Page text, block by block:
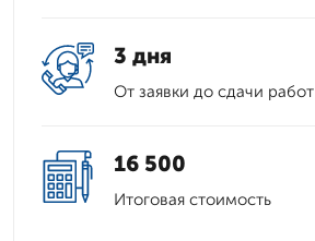
3 дня
От заявки до сдачи работ
16 500
Итоговая стоимость